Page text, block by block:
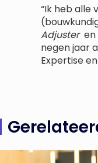
“Ik heb alle
Adjuster en
negen jaar
Expertise